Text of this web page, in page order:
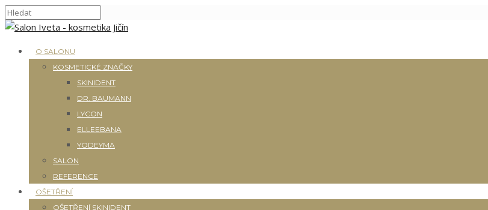
O SALONU
KOSMETICKÉ ZNAČKY
SKINIDENT
DR. BAUMANN
LYCON
ELLEEBANA
YODEYMA
SALON
REFERENCE
OŠETŘENÍ
OŠETŘENÍ SKINIDENT